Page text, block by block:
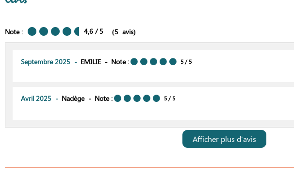
Note : 4,6 / 5 (5 avis)
Septembre 2025 EMILIE Note : 5 / 5
Avril 2025 Nadège Note : 5 / 5
Afficher plus d'avis